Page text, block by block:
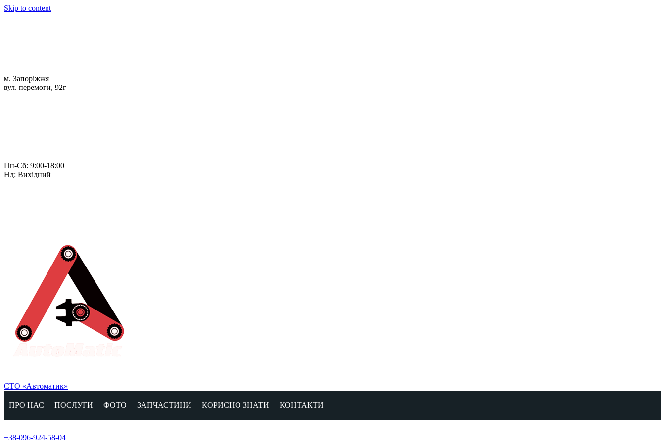
Skip to content
м. Запоріжжя
вул. перемоги, 92г
Пн-Сб: 9:00-18:00
Нд: Вихідний
СТО «Автоматик»
ПРО НАС ПОСЛУГИ ФОТО ЗАПЧАСТИНИ КОРИСНО ЗНАТИ КОНТАКТИ
+38-096-924-58-04